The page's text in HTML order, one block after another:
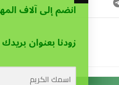
انضم إلى آلاف
زودنا بعنوان